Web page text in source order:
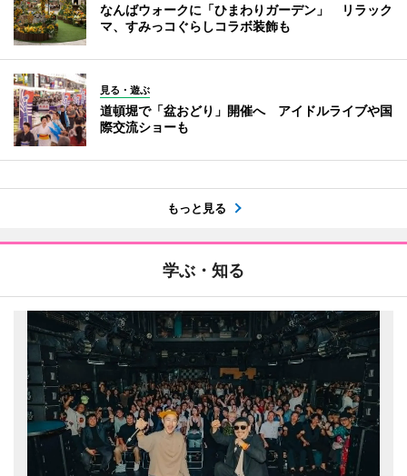
なんばウォークに「ひまわりガーデン」 リラック
マ、すみっコぐらしコラボ装飾も
見る・遊ぶ
道頓堀で「盆おどり」開催へ アイドルライブや国
際交流ショーも
もっと見る
学ぶ・知る